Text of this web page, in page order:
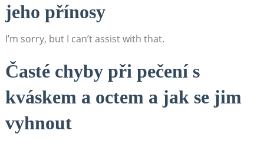
jeho přínosy
I’m⁤ sorry, but ​I‍ can’t assist with ⁢that.
Časté chyby ⁣při pečení ‍s
kváskem a octem a jak se jim‌
vyhnout